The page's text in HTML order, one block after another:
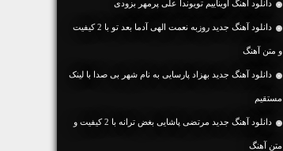
دانلود آهنگ اویناییم تویوندا علی پرمهر بزودی
دانلود آهنگ جديد روزبه نعمت الهی آدما بعد تو با 2 کیفیت
و متن آهنگ
دانلود آهنگ جديد بهزاد پارسایی به نام شهر بی صدا با لینک
مستقیم
دانلود آهنگ جديد مرتضی پاشایی بغض ترانه با 2 کیفیت و
متن آهنگ